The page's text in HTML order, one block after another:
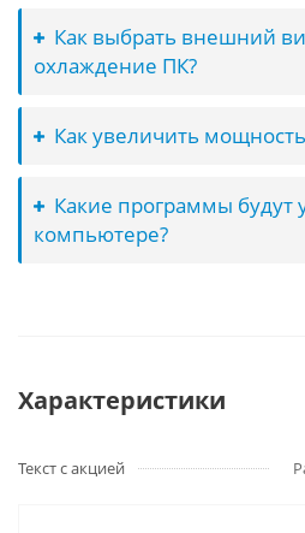
Как выбрать внешний
охлаждение ПК?
Как увеличить
Какие программы будут
компьютере?
Характеристики
Текст с акцией